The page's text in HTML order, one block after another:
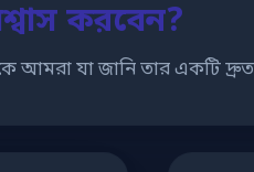
করবেন?
আমরা যা জানি তার একটি দ্রুত